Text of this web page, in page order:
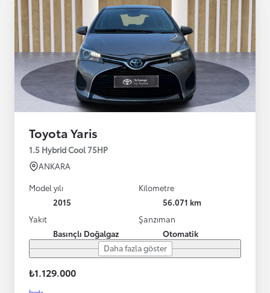
Toyota Yaris
1.5 Hybrid Cool 75HP
ANKARA
Model yılı
2015
Kilometre
56.071 km
Yakıt
Basınçlı Doğalgaz
Şanzıman
Otomatik
Daha fazla göster
₺1.129.000